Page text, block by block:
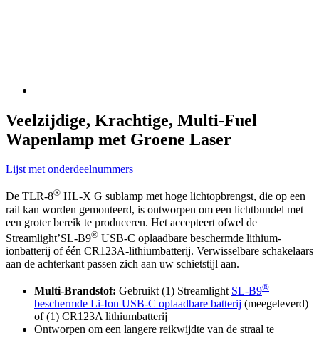
Veelzijdige, Krachtige, Multi-Fuel
Wapenlamp met Groene Laser
Lijst met onderdeelnummers
De TLR-8® HL-X G sublamp met hoge lichtopbrengst, die op een
rail kan worden gemonteerd, is ontworpen om een lichtbundel met
een groter bereik te produceren. Het accepteert ofwel de
Streamlight’SL-B9® USB-C oplaadbare beschermde lithium-
ionbatterij of één CR123A-lithiumbatterij. Verwisselbare schakelaars
aan de achterkant passen zich aan uw schietstijl aan.
Multi-Brandstof: Gebruikt (1) Streamlight SL-B9®
beschermde Li-Ion USB-C oplaadbare batterij (meegeleverd)
of (1) CR123A lithiumbatterij
Ontworpen om een langere reikwijdte van de straal te